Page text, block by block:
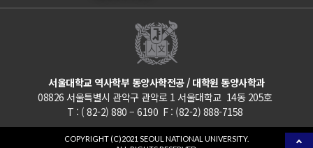
서울대학교 역사학부 동양사학전공 / 대학원 동양사학과
08826 서울특별시 관악구 관악로 1 서울대학교 14동 205호
T : ( 82-2) 880 – 6190 F : (82-2) 888-7158
COPYRIGHT (C)2021 SEOUL NATIONAL UNIVERSITY.